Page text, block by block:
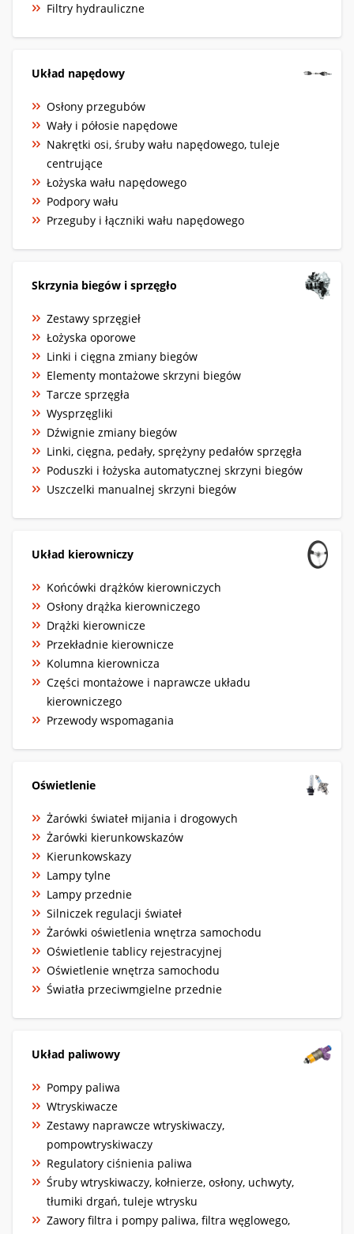
Filtry hydrauliczne
Układ napędowy
Osłony przegubów
Wały i półosie napędowe
Nakrętki osi, śruby wału napędowego, tuleje
centrujące
Łożyska wału napędowego
Podpory wału
Przeguby i łączniki wału napędowego
Skrzynia biegów i sprzęgło
Zestawy sprzęgieł
Łożyska oporowe
Linki i cięgna zmiany biegów
Elementy montażowe skrzyni biegów
Tarcze sprzęgła
Wysprzęgliki
Dźwignie zmiany biegów
Linki, cięgna, pedały, sprężyny pedałów sprzęgła
Poduszki i łożyska automatycznej skrzyni biegów
Uszczelki manualnej skrzyni biegów
Układ kierowniczy
Końcówki drążków kierowniczych
Osłony drążka kierowniczego
Drążki kierownicze
Przekładnie kierownicze
Kolumna kierownicza
Części montażowe i naprawcze układu
kierowniczego
Przewody wspomagania
Oświetlenie
Żarówki świateł mijania i drogowych
Żarówki kierunkowskazów
Kierunkowskazy
Lampy tylne
Lampy przednie
Silniczek regulacji świateł
Żarówki oświetlenia wnętrza samochodu
Oświetlenie tablicy rejestracyjnej
Oświetlenie wnętrza samochodu
Światła przeciwmgielne przednie
Układ paliwowy
Pompy paliwa
Wtryskiwacze
Zestawy naprawcze wtryskiwaczy,
pompowtryskiwaczy
Regulatory ciśnienia paliwa
Śruby wtryskiwaczy, kołnierze, osłony, uchwyty,
tłumiki drgań, tuleje wtrysku
Zawory filtra i pompy paliwa, filtra węglowego,